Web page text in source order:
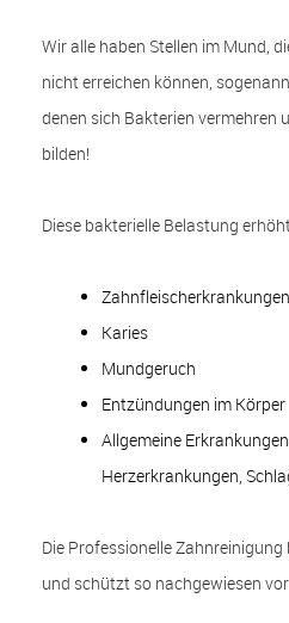
Wir alle haben Stellen im Mund,
nicht erreichen können,
denen sich Bakterien vermehren
bilden!
Diese bakterielle Belastung
Zahnfleischerkrankungen
Karies
Mundgeruch
Entzündungen im Körper
Allgemeine
Herzerkrankungen,
Die Professionelle
und schützt so nachgewiesen